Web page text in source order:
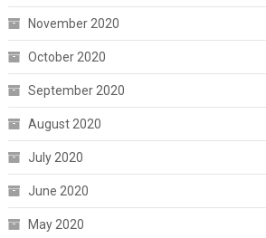
November 2020
October 2020
September 2020
August 2020
July 2020
June 2020
May 2020